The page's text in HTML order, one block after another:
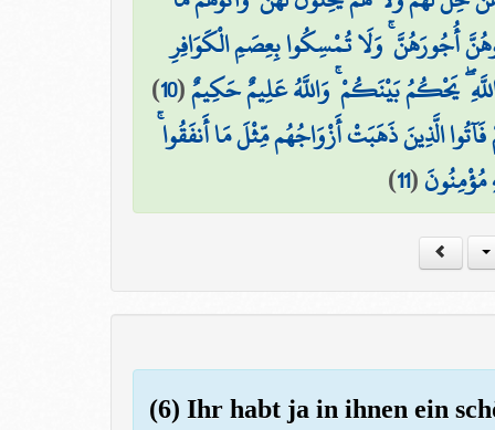
أُجُورَهُنَّ ۚ وَلَا تُمْسِكُوا بِعِصَمِ الْكَوَافِرِ
يَحْكُمُ بَيْنَكُمْ ۚ وَاللَّهُ عَلِيمٌ حَكِيمٌ(
10
)
الَّذِينَ ذَهَبَتْ أَزْوَاجُهُم مِّثْلَ مَا أَنفَقُوا
مُؤْمِنُونَ(
11
)
(6) Ihr habt ja in ihnen ein